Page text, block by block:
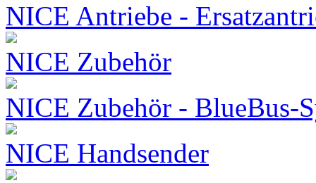
NICE Antriebe -
NICE Zubehör
NICE Zubehör - BlueBus-
NICE Handsender